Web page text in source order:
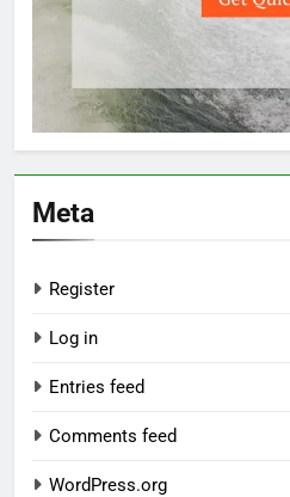
Meta
Register
Log in
Entries feed
Comments feed
WordPress.org